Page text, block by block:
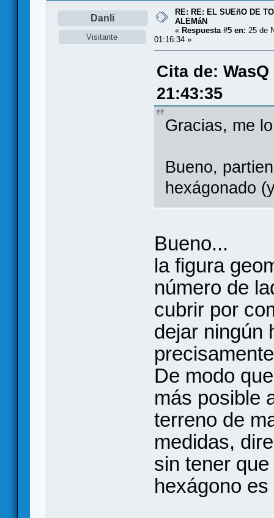
Danli
Visitante
RE: RE: EL SUEñO DE
ALEMáN
« Respuesta #5 en: 25 de
01:16:34 »
Cita de:
21:43:35
Gracias, me
Bueno,
hexágonado
Bueno...
la figura
número de
cubrir por
dejar ningún
De modo
más posible
terreno de
medidas,
sin tener
hexágono